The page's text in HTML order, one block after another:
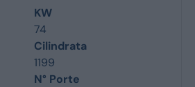
KW
74
Cilindrata
1199
N° Porte